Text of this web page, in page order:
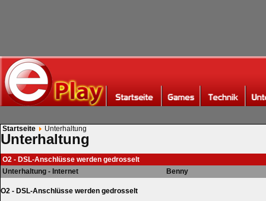
Startseite Unterhaltung
Unterhaltung
O2 - DSL-Anschlüsse werden gedrosselt
Unterhaltung - Internet
Benny
O2 - DSL-Anschlüsse werden gedrosselt